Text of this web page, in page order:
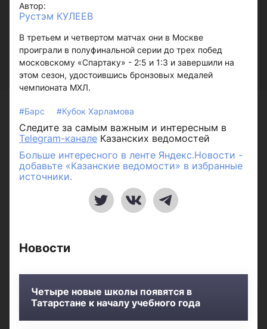
Автор:
Рустэм КУЛЕЕВ
В третьем и четвертом матчах они в Москве
проиграли в полуфинальной серии до трех побед
московскому «Спартаку» - 2:5 и 1:3 и завершили на
этом сезон, удостоившись бронзовых медалей
чемпионата МХЛ.
#Барс #Кубок Харламова
Следите за самым важным и интересным в
Telegram-канале Казанских ведомостей
Больше интересного в ленте Яндекс.Новости -
добавьте «Казанские ведомости» в избранные
источники.
Новости
Четыре новые школы появятся в
Татарстане к началу учебного года